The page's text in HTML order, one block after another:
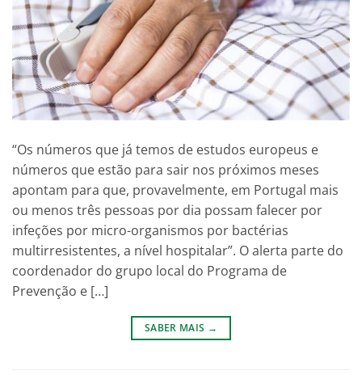
“Os números que já temos de estudos europeus e
números que estão para sair nos próximos meses
apontam para que, provavelmente, em Portugal mais
ou menos três pessoas por dia possam falecer por
infeções por micro-organismos por bactérias
multirresistentes, a nível hospitalar”. O alerta parte do
coordenador do grupo local do Programa de
Prevenção e […]
SABER MAIS →